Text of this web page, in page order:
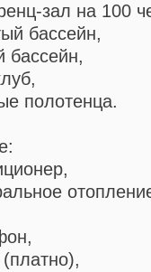
зал на 100
бассейн,
бассейн,
полотенца.